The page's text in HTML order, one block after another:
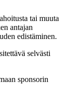
tai muuta
antajan
edistäminen.
selvästi
sponsorin